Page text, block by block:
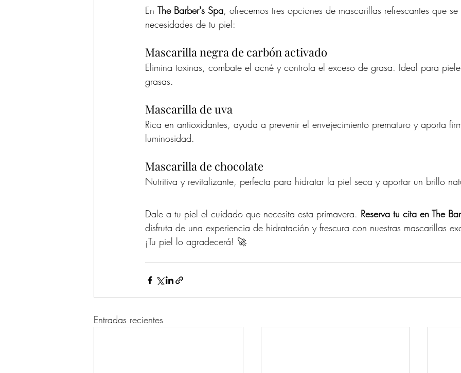
En The Barber's Spa, ofrecemos tres opciones de mascarillas refrescantes que
necesidades de tu piel:
Mascarilla negra de carbón activado
Elimina toxinas, combate el acné y controla el exceso de grasa. Ideal para
grasas.
Mascarilla de uva
Rica en antioxidantes, ayuda a prevenir el envejecimiento prematuro y aporta
luminosidad.
Mascarilla de chocolate
Nutritiva y revitalizante, perfecta para hidratar la piel seca y aportar un brillo
Dale a tu piel el cuidado que necesita esta primavera. Reserva tu cita en The
disfruta de una experiencia de hidratación y frescura con nuestras mascarillas
¡Tu piel lo agradecerá! 🚀
Entradas recientes